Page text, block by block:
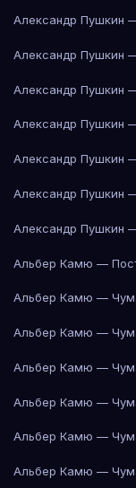
Александр Пушкин
Александр Пушкин
Александр Пушкин
Александр Пушкин
Александр Пушкин
Александр Пушкин
Александр Пушкин
Альбер Камю —
Альбер Камю —
Альбер Камю —
Альбер Камю —
Альбер Камю —
Альбер Камю —
Альбер Камю —